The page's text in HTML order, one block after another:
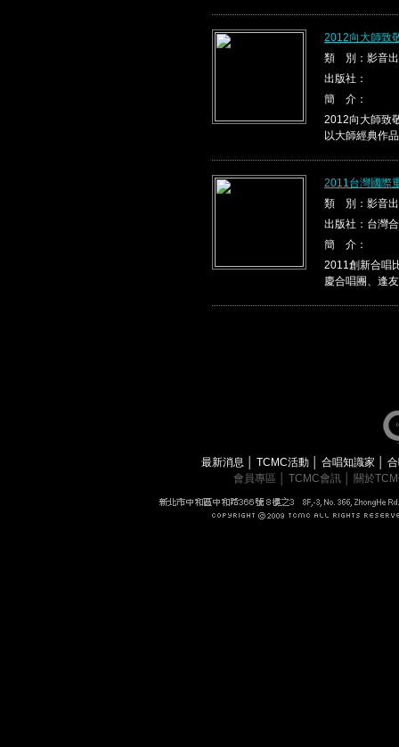
2012向大師致
類 別：影音
出版社：
簡 介：
2012向大師致
以大師經典作
2011台灣國際
類 別：影音
出版社：台灣
簡 介：
2011創新合唱
慶合唱團、逢
最新消息 TCMC活動 合唱知識家
會員專區
TCMC會訊 關於